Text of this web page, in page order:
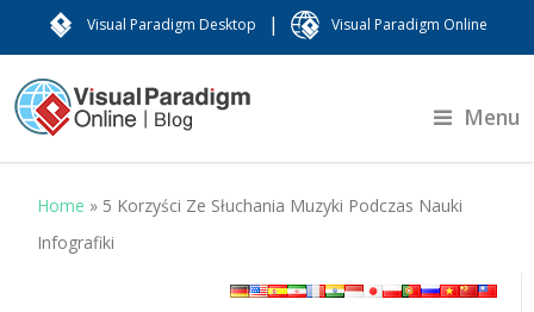
Visual Paradigm Desktop | Visual Paradigm Online
Menu
Home » 5 Korzyści Ze Słuchania Muzyki Podczas Nauki
Infografiki